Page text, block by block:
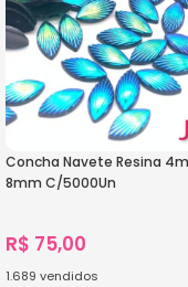
Concha Navete Resina
8mm C/5000Un
R$ 75,00
1.689 vendidos